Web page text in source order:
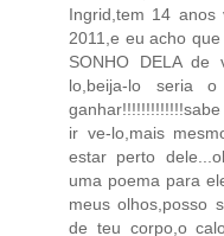
Ingrid,tem 14
2011,e eu acho
SONHO DELA
lo,beija-lo seria
ir ve-lo,mais
estar perto
uma poema para
meus olhos,posso
de teu corpo,o